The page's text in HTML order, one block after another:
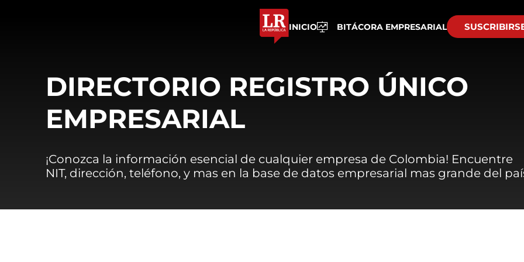
INICIO BITÁCORA EMPRESARIAL
DIRECTORIO REGISTRO ÚNICO
EMPRESARIAL
¡Conozca la información esencial de cualquier empresa de Colombia! Encuentre
NIT, dirección, teléfono, y mas en la base de datos empresarial mas grande del